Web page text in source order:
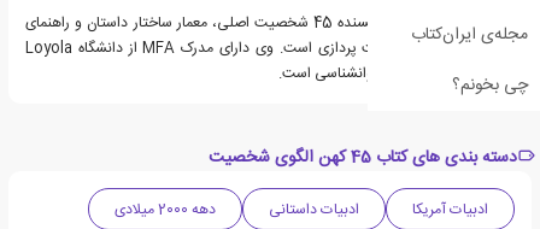
مجله‌ی ایران‌کتاب
چی بخونم؟
ویکتوریا لین اشمیت نویسنده 45 شخصیت اصلی، معمار ساختار داستان و راهنمای
نویسندگان برای شخصیت پردازی است. وی دارای مدرک MFA از دانشگاه Loyola
Marymount و دکترای روانشناسی است.
دسته بندی های کتاب 45 کهن الگوی شخصیت
ادبیات آمریکا ادبیات داستانی
دهه 2000 میلادی